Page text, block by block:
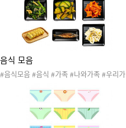
음식 모음
#음식모음 #음식 #가족 #나와가족 #우리가
숟가락 #젓가락 #포크 #수저세트 #계란말이
#국 #김치 #반찬 #생선구이 #채소 #쌈채소